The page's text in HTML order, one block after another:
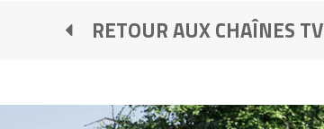
RETOUR AUX CHAÎNES TV